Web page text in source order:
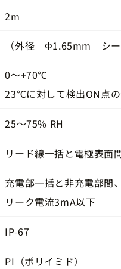
2m
（外径 Φ1.65mm シー
0～+70℃
23℃に対して検出ON点
25～75% RH
リード線一括と電極表面
充電部一括と非充電部間
リーク電流3mA以下
IP-67
PI（ポリイミド）